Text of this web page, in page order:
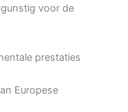
voor de
prestaties
Europese